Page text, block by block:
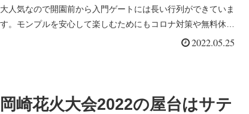
大人気なので開園前から入門ゲートには長い行列ができていま
す。モンプルを安心して楽しむためにもコロナ対策や無料休憩
2022.05.25
岡崎花火大会2022の屋台はサテ